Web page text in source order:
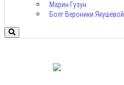
Марин Гузун
Болг Вероники Якушевой